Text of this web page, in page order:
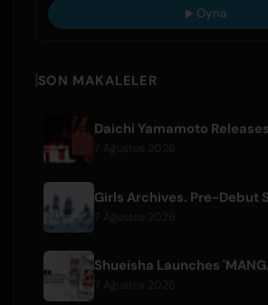
Oyna
SON MAKALELER